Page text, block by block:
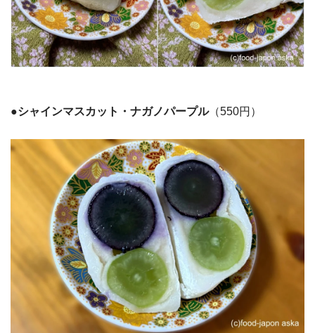
●シャインマスカット・ナガノパープル（550円）